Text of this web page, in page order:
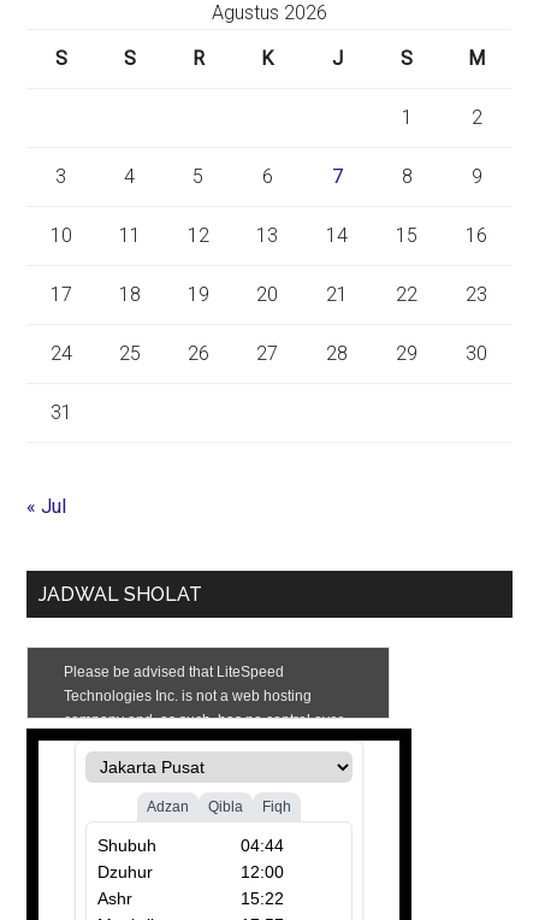
Agustus 2026
S
S R K J S M
1 2
3 4 5 6 7 8 9
10 11 12 13 14 15 16
17 18 19 20 21 22 23
24 25 26 27 28 29 30
31
« Jul
JADWAL SHOLAT